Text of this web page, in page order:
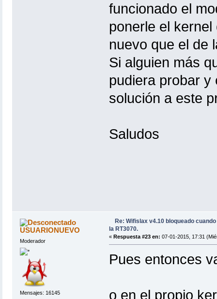
funcionado el
ponerle el
nuevo que el de
Si alguien más
pudiera probar y
solución a este
Saludos
USUARIONUEVO
Moderador
Mensajes: 16145
Re: Wifislax v4.10 bloqueado
la RT3070.
« Respuesta #23 en: 07-01-2015, 17:31
Pues entonces
o en el propio